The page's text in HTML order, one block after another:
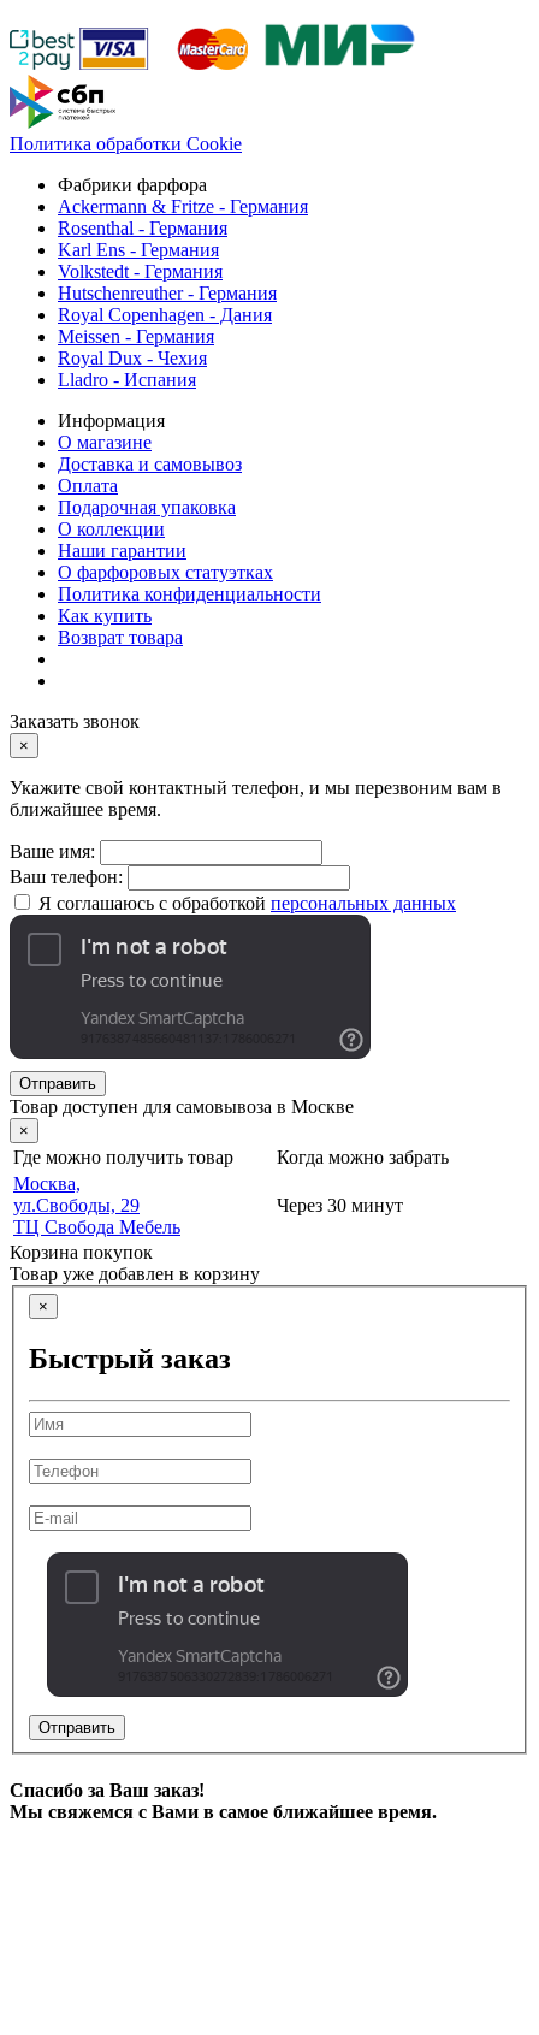
Политика обработки Cookie
Фабрики фарфора
Ackermann & Fritze - Германия
Rosenthal - Германия
Karl Ens - Германия
Volkstedt - Германия
Hutschenreuther - Германия
Royal Copenhagen - Дания
Meissen - Германия
Royal Dux - Чехия
Lladro - Испания
Информация
О магазине
Доставка и самовывоз
Оплата
Подарочная упаковка
О коллекции
Наши гарантии
О фарфоровых статуэтках
Политика конфиденциальности
Как купить
Возврат товара
Заказать звонок
×
Укажите свой контактный телефон, и мы перезвоним вам в
ближайшее время.
Ваше имя:
Ваш телефон:
Я соглашаюсь с обработкой персональных данных
Отправить
Товар доступен для самовывоза в Москве
×
Где можно получить товар
Когда можно забрать
Москва,
ул.Свободы, 29
ТЦ Свобода Мебель
Через 30 минут
Корзина покупок
Товар уже добавлен в корзину
×
Быстрый заказ
Отправить
Спасибо за Ваш заказ!
Мы свяжемся с Вами в самое ближайшее время.